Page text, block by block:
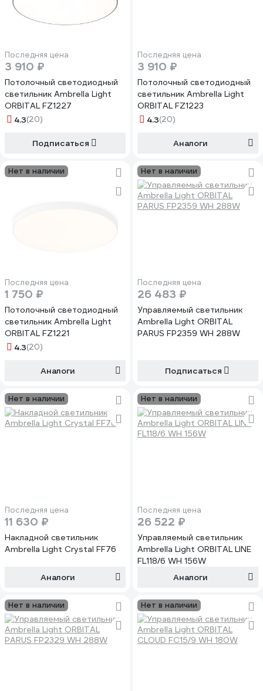
Последняя цена
3 910 ₽
Потолочный светодиодный
светильник Ambrella Light
ORBITAL FZ1227
4.3(20)
Подписаться
Последняя цена
3 910 ₽
Потолочный светодиодный
светильник Ambrella Light
ORBITAL FZ1223
4.3(20)
Аналоги
Нет в наличии
Последняя цена
1 750 ₽
Потолочный светодиодный
светильник Ambrella Light
ORBITAL FZ1221
4.3(20)
Аналоги
Нет в наличии
Последняя цена
26 483 ₽
Управляемый светильник
Ambrella Light ORBITAL
PARUS FP2359 WH 288W
Подписаться
Нет в наличии
Последняя цена
11 630 ₽
Накладной светильник
Ambrella Light Crystal FF76
Аналоги
Нет в наличии
Последняя цена
26 522 ₽
Управляемый светильник
Ambrella Light ORBITAL LINE
FL118/6 WH 156W
Аналоги
Нет в наличии Нет в наличии